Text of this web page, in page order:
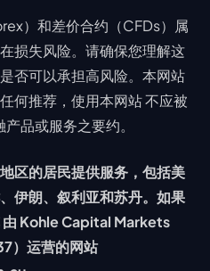
）和差价合约（CFDs）属
损失风险。请确保您理解这
否可以承担高风险。本网站
何推荐，使用本网站 不应被
品或服务之要约。
区的居民提供服务，包括美
伊朗、叙利亚和苏丹。如果
由 Kohle Capital Markets
）运营的网站